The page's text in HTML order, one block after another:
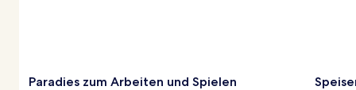
Paradies zum Arbeiten und Spielen